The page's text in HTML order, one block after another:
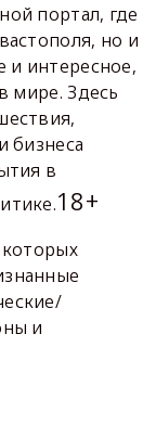
портал, где
но и
и интересное,
мире. Здесь
бизнеса
в
18+
и